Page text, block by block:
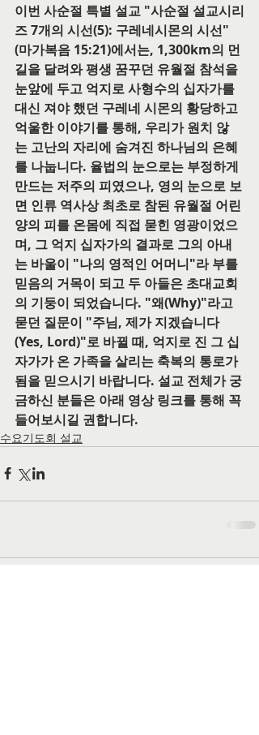
이번 사순절 특별 설교 "사순절 설교시리
즈 7개의 시선(5): 구레네시몬의 시선"
(마가복음 15:21)에서는, 1,300km의 먼
길을 달려와 평생 꿈꾸던 유월절 참석을
눈앞에 두고 억지로 사형수의 십자가를
대신 져야 했던 구레네 시몬의 황당하고
억울한 이야기를 통해, 우리가 원치 않
는 고난의 자리에 숨겨진 하나님의 은혜
를 나눕니다. 율법의 눈으로는 부정하게
만드는 저주의 피였으나, 영의 눈으로 보
면 인류 역사상 최초로 참된 유월절 어린
양의 피를 온몸에 직접 묻힌 영광이었으
며, 그 억지 십자가의 결과로 그의 아내
는 바울이 "나의 영적인 어머니"라 부를
믿음의 거목이 되고 두 아들은 초대교회
의 기둥이 되었습니다. "왜(Why)"라고
묻던 질문이 "주님, 제가 지겠습니다
(Yes, Lord)"로 바뀔 때, 억지로 진 그 십
자가가 온 가족을 살리는 축복의 통로가
됨을 믿으시기 바랍니다. 설교 전체가 궁
금하신 분들은 아래 영상 링크를 통해 꼭
들어보시길 권합니다.
수요기도회 설교